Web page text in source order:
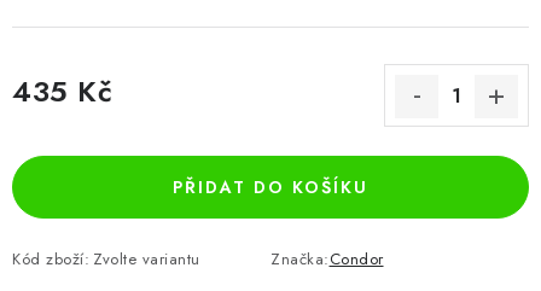
435 Kč
PŘIDAT DO KOŠÍKU
Kód zboží: Zvolte variantu Značka:Condor